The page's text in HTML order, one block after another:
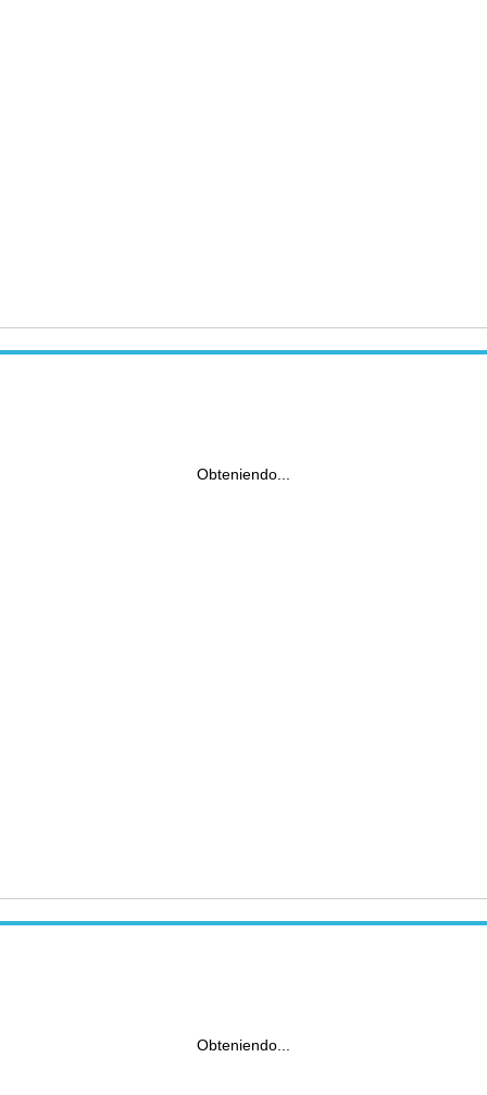
Obteniendo...
Obteniendo...